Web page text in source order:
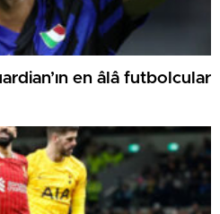
en âlâ futbolcular